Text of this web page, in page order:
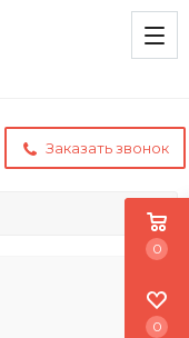
Заказать звонок
0
0